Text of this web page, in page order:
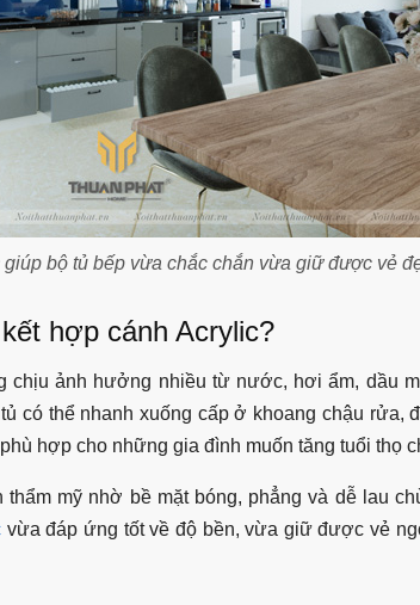
bộ tủ bếp vừa chắc chắn vừa giữ được vẻ
hợp cánh Acrylic?
chịu ảnh hưởng nhiều từ nước, hơi ẩm, dầu
có thể nhanh xuống cấp ở khoang chậu rửa,
hợp cho những gia đình muốn tăng tuổi thọ
mỹ nhờ bề mặt bóng, phẳng và dễ lau
vừa đáp ứng tốt về độ bền, vừa giữ được vẻ